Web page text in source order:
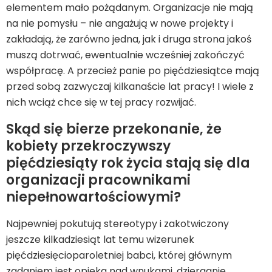
elementem mało pożądanym. Organizacje nie mają
na nie pomysłu – nie angażują w nowe projekty i
zakładają, że zarówno jedna, jak i druga strona jakoś
muszą dotrwać, ewentualnie wcześniej zakończyć
współpracę. A przecież panie po pięćdziesiątce mają
przed sobą zazwyczaj kilkanaście lat pracy! I wiele z
nich wciąż chce się w tej pracy rozwijać.
Skąd się bierze przekonanie, że
kobiety przekroczywszy
pięćdziesiąty rok życia stają się dla
organizacji pracownikami
niepełnowartościowymi?
Najpewniej pokutują stereotypy i zakotwiczony
jeszcze kilkadziesiąt lat temu wizerunek
pięćdziesięcioparoletniej babci, której głównym